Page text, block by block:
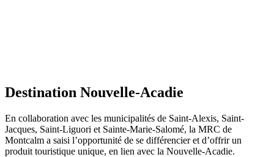
Destination Nouvelle-Acadie
En collaboration avec les municipalités de Saint-Alexis, Saint-
Jacques, Saint-Liguori et Sainte-Marie-Salomé, la MRC de
Montcalm a saisi l’opportunité de se différencier et d’offrir un
produit touristique unique, en lien avec la Nouvelle-Acadie.